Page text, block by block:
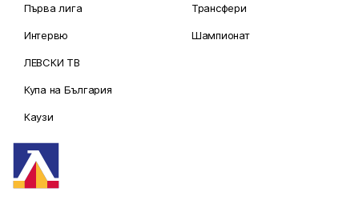
Първа лига
Интервю
ЛЕВСКИ ТВ
Купа на България
Каузи
Трансфери
Шампионат